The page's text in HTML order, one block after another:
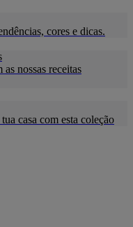
cores e dicas.
nossas receitas
casa com esta coleção